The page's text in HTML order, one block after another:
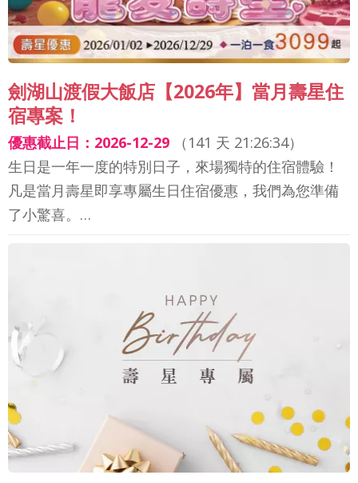
劍湖山渡假大飯店【2026年】當月壽星住
宿專案！
優惠截止日：2026-12-29（ 141 天 21:26:32）
生日是一年一度的特別日子，來場獨特的住宿體驗！
凡是當月壽星即享專屬生日住宿優惠，我們為您準備
了小驚喜。…